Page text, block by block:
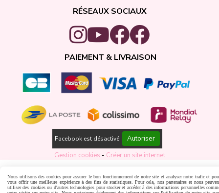
RÉSEAUX SOCIAUX
PAIEMENT & LIVRAISON
Facebook est désactivé.
Autoriser
Gestion cookies
Créer un site internet
Nous utilisons des cookies pour assurer le bon fonctionnement de notre site et analyser notre trafic et
vous offrir une meilleure expérience à des fins de statistiques. Pour cela, nos partenaires et nous
utiliser des cookies ou d'autres technologies pour stocker et accéder à des informations personnelles